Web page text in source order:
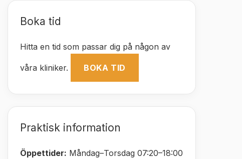
Boka tid
Hitta en tid som passar dig på någon av
våra kliniker. BOKA TID
Praktisk information
Öppettider: Måndag–Torsdag 07:20–18:00